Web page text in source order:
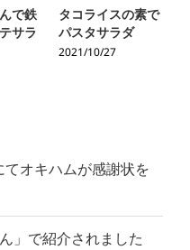
で鉄
サラ
タコライスの素で
パスタサラダ
2021/10/27
オキハムが感謝状を
」で紹介されました